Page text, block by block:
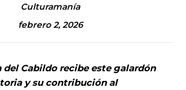
Culturamanía
febrero 2, 2026
del Cabildo recibe este galardón
y su contribución al